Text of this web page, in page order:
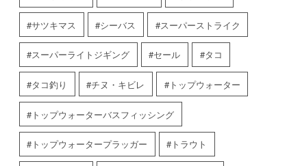
サツキマス シーバス スーパーストライク
スーパーライトジギング セール タコ
タコ釣り チヌ・キビレ トップウォーター
トップウォーターバスフィッシング
トップウォータープラッガー トラウト